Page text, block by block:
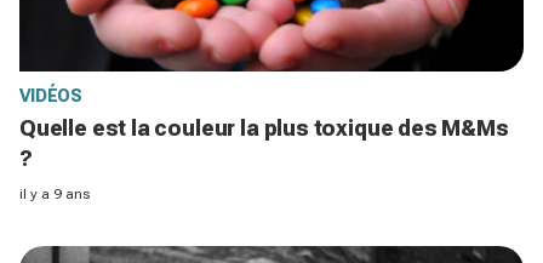
VIDÉOS
Quelle est la couleur la plus toxique des M&Ms
?
il y a 9 ans